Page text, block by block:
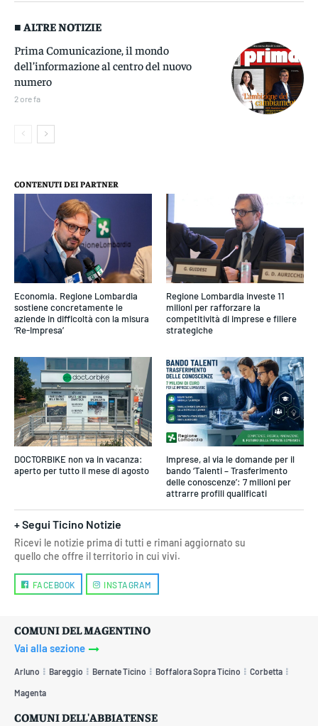
■ ALTRE NOTIZIE
Prima Comunicazione, il mondo
dell’informazione al centro del nuovo
numero
2 ore fa
CONTENUTI DEI PARTNER
Economia. Regione Lombardia
sostiene concretamente le
aziende in difficoltà con la misura
‘Re-Impresa’
DOCTORBIKE non va in vacanza:
aperto per tutto il mese di agosto
Regione Lombardia investe 11
milioni per rafforzare la
competitività di imprese e filiere
strategiche
Imprese, al via le domande per il
bando ‘Talenti – Trasferimento
delle conoscenze’: 7 milioni per
attrarre profili qualificati
+ Segui Ticino Notizie
Ricevi le notizie prima di tutti e rimani aggiornato su
quello che offre il territorio in cui vivi.
FACEBOOK INSTAGRAM
COMUNI DEL MAGENTINO
Vai alla sezione
Arluno Bareggio Bernate Ticino Boffalora Sopra Ticino Corbetta
Magenta
COMUNI DELL'ABBIATENSE